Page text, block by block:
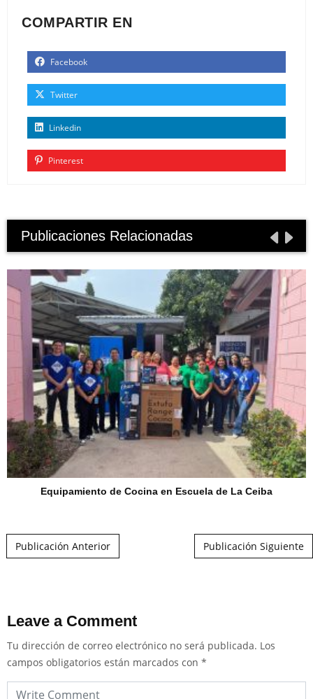
COMPARTIR EN
Facebook
Twitter
Linkedin
Pinterest
Publicaciones Relacionadas
Equipamiento de Cocina en Escuela de La Ceiba
Publicación Anterior Publicación Siguiente
Leave a Comment
Tu dirección de correo electrónico no será publicada. Los
campos obligatorios están marcados con *